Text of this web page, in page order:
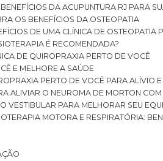
BENEFÍCIOS DA ACUPUNTURA RJ PARA
OS BENEFÍCIOS DA OSTEOPATIA
DE UMA CLÍNICA DE OSTEOPATIA
É RECOMENDADA?
DE QUIROPRAXIA PERTO DE VOCÊ
E MELHORE A SAÚDE
PERTO DE VOCÊ PARA ALÍVIO
ALIVIAR O NEUROMA DE MORTON
VESTIBULAR PARA MELHORAR SEU
MOTORA E RESPIRATÓRIA: